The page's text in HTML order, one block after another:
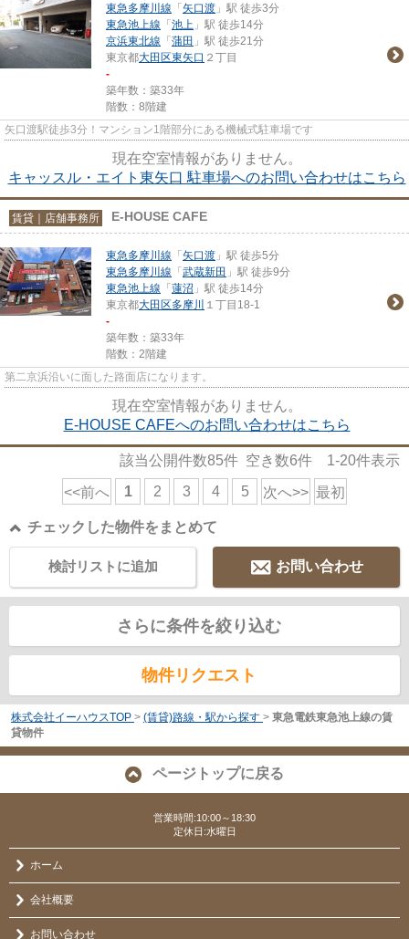
東急多摩川線 「 矢口渡 」駅 徒歩3分
東急池上線 「 池上 」駅 徒歩14分
京浜東北線 「 蒲田 」駅 徒歩21分
東京都大田区東矢口 ２丁目
-
築年数：築33年
階数：8階建
矢口渡駅徒歩3分！マンション1階部分にある機械式駐車場です
現在空室情報がありません。
キャッスル・エイト東矢口 駐車場へのお問い合わせはこちら
賃貸｜店舗事務所 E-HOUSE CAFE
東急多摩川線 「 矢口渡 」駅 徒歩5分
東急多摩川線 「 武蔵新田 」駅 徒歩9分
東急池上線 「 蓮沼 」駅 徒歩14分
東京都大田区多摩川 １丁目18-1
-
築年数：築33年
階数：2階建
第二京浜沿いに面した路面店になります。
現在空室情報がありません。
E-HOUSE CAFEへのお問い合わせはこちら
該当公開件数85件 空き数6件 1-20件表示
<<前へ 1 2 3 4 5 次へ>> 最初
チェックした物件をまとめて
お問い合わせ
検討リストに追加
さらに条件を絞り込む
物件リクエスト
株式会社イーハウスTOP > (賃貸)路線・駅から探す > 東急電鉄東急池上線の賃
貸物件
ページトップに戻る
営業時間:10:00～18:30
定休日:水曜日
ホーム
会社概要
お問い合わせ